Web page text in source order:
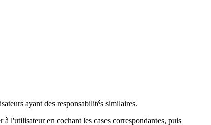
ayant des responsabilités similaires.
l'utilisateur en cochant les cases correspondantes, puis